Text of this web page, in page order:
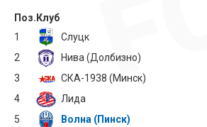
Поз. Клуб
1
Слуцк
2
Нива (Долбизно)
3
СКА-1938 (Минск)
4
Лида
5
Волна (Пинск)